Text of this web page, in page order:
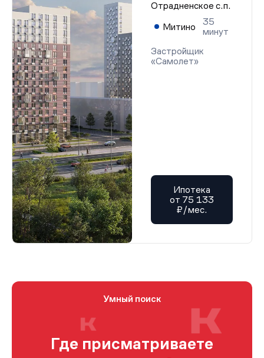
Отрадненское с.п.
Митино
35
минут
Застройщик
«Самолет»
Ипотека
от 75 133
₽/мес.
Умный поиск
Где присматриваете